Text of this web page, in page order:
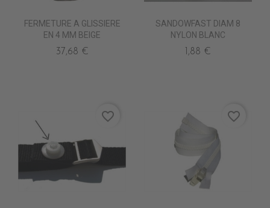
FERMETURE A GLISSIERE
EN 4 MM BEIGE
37,68 €
SANDOWFAST DIAM 8
NYLON BLANC
1,88 €
favorite_border favorite_border